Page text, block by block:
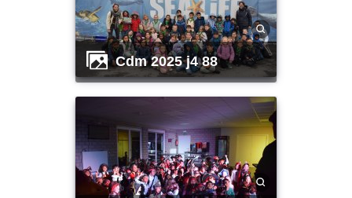
cdm 2025 j4 88